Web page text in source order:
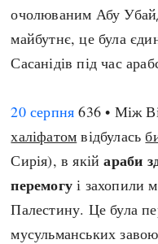
очолюваним Абу
майбутнє, це була
Сасанідів під час
20 серпня 636 • Між
халіфатом відбулась
Сирія), в якійараби
перемогу і захопили
Палестину. Це була
мусульманських